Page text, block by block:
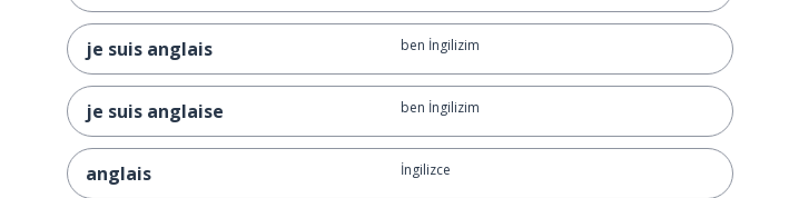
je suis anglais ben İngilizim
je suis anglaise ben İngilizim
anglais İngilizce